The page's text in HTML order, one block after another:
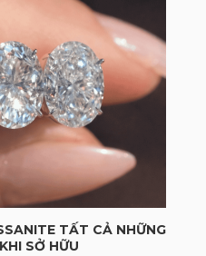
TẤT CẢ NHỮNG
SỞ HỮU